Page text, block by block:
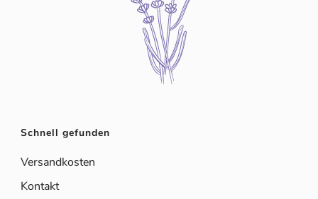
Schnell gefunden
Versandkosten
Kontakt